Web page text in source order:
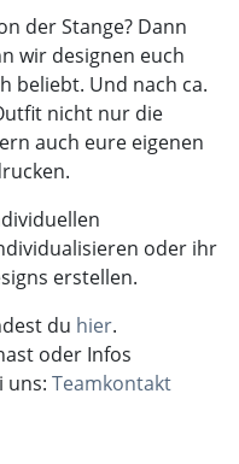
der Stange? Dann
wir designen euch
beliebt. Und nach ca.
nicht nur die
auch eure eigenen
oder ihr
erstellen.
du hier.
oder Infos
uns: Teamkontakt